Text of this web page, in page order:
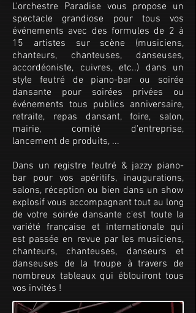
L'orchestre Paradise vous propose un
spectacle grandiose pour tous vos
événements avec des formules de 2 à
15 artistes sur scène (musiciens,
chanteurs, chanteuses, danseuses,
accordéoniste, cuivres, etc..) dans un
style feutré de piano-bar ou soirée
dansante pour soirées privées ou
événements tous publics anniversaire,
retraite, repas dansant, foire, salon,
mairie, comité d'entreprise,
lancement de produits, ...
Dans un registre feutré & jazzy piano-
bar pour vos apéritifs, inaugurations,
salons, réception ou bien dans un show
explosif vous accompagnant tout au long
de votre soirée dansante c'est toute la
variété française et internationale qui
est passée en revue par les musiciens,
chanteurs, chanteuses, danseurs et
danseuses de la troupe à travers de
nombreux tableaux qui éblouiront tous
vos invités !